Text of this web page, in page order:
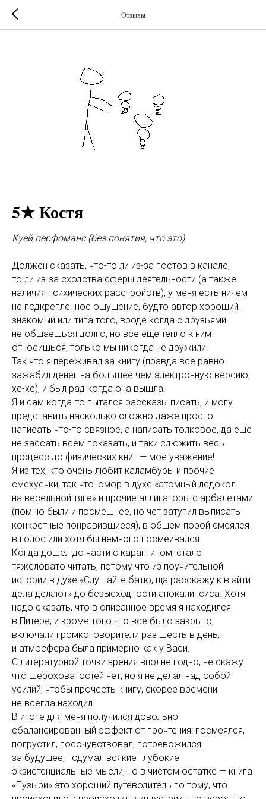
Отзывы
5★ Костя
Куей перфоманс (без понятия, что это)
Должен сказать, что-то ли из-за постов в канале,
то ли из-за сходства сферы деятельности (а также
наличия психических расстройств), у меня есть ничем
не подкрепленное ощущение, будто автор хороший
знакомый или типа того, вроде когда с друзьями
не общаешься долго, но все еще тепло к ним
относишься, только мы никогда не дружили.
Так что я переживал за книгу (правда все равно
зажабил денег на большее чем электронную версию,
хе-хе), и был рад когда она вышла.
Я и сам когда-то пытался рассказы писать, и могу
представить насколько сложно даже просто
написать что-то связное, а написать толковое, да еще
не зассать всем показать, и таки сдюжить весь
процесс до физических книг — мое уважение!
Я из тех, кто очень любит каламбуры и прочие
смехуечки, так что юмор в духе «атомный ледокол
на весельной тяге» и прочие аллигаторы с арбалетами
(помню были и посмешнее, но чет затупил выписать
конкретные понравившиеся), в общем порой смеялся
в голос или хотя бы немного посмеивался.
Когда дошел до части с карантином, стало
тяжеловато читать, потому что из поучительной
истории в духе «Слушайте батю, ща расскажу к в айти
дела делают» до безысходности апокалипсиса. Хотя
надо сказать, что в описанное время я находился
в Питере, и кроме того что все было закрыто,
включали громкоговорители раз шесть в день,
и атмосфера была примерно как у Васи.
С литературной точки зрения вполне годно, не скажу
что шероховатостей нет, но я не делал над собой
усилий, чтобы прочесть книгу, скорее времени
не всегда находил.
В итоге для меня получился довольно
сбалансированный эффект от прочтения: посмеялся,
погрустил, посочувствовал, потревожился
за будущее, подумал всякие глубокие
экзистенциальные мысли, но в чистом остатке — книга
«Пузыри» это хороший путеводитель по тому, что